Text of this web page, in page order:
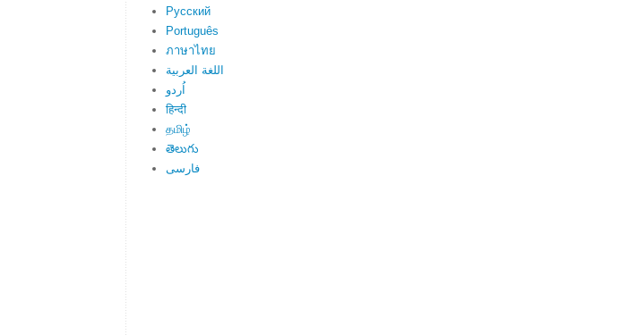
Русский
Português
ภาษาไทย
اللغة العربية
اُردو
हिन्दी
தமிழ்
తెలుగు
فارسی